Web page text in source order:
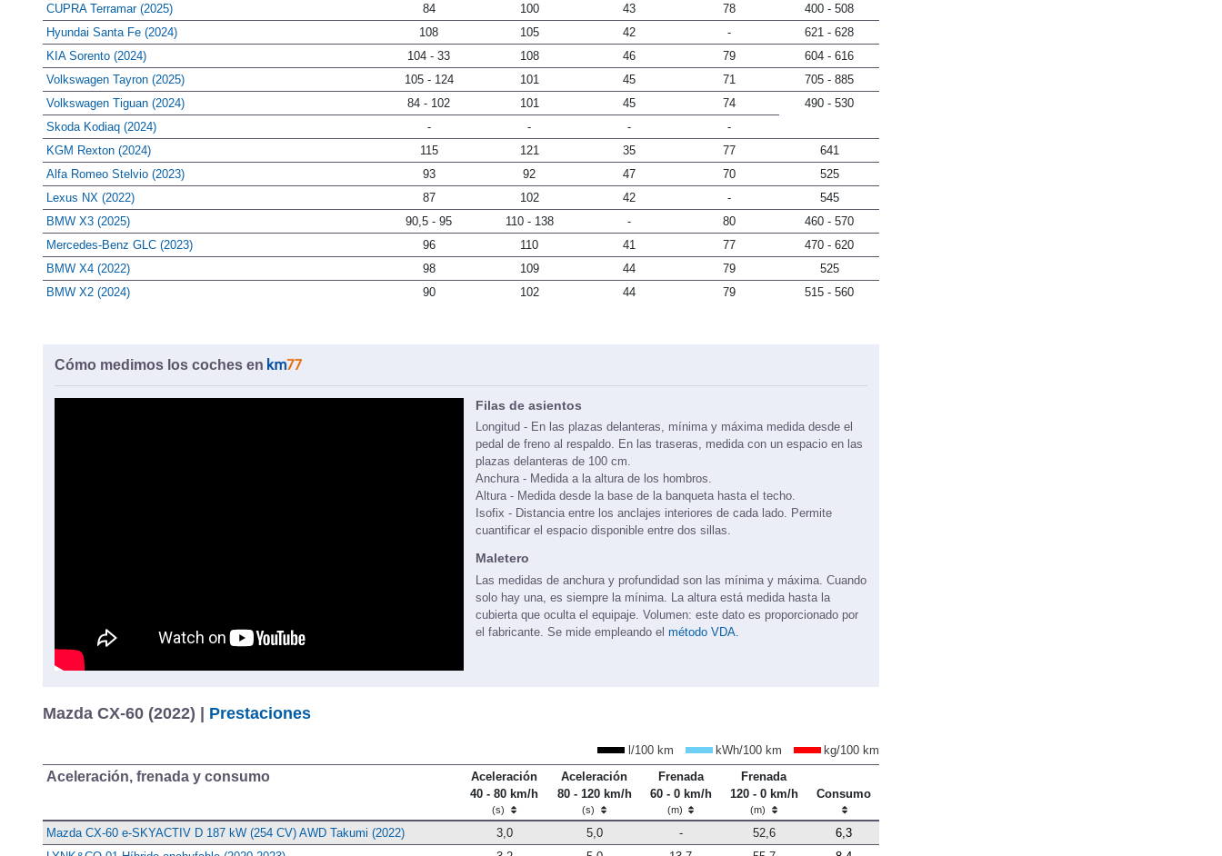
CUPRA Terramar (2025)
84 100 43 78
400 - 508
Hyundai Santa Fe (2024)
108 105 42 -
621 - 628
KIA Sorento (2024)
104 - 33 108 46 79
604 - 616
Volkswagen Tayron (2025)
105 - 124 101 45 71
705 - 885
Volkswagen Tiguan (2024)
84 - 102 101 45 74
490 - 530
Skoda Kodiaq (2024)
- - -
-
KGM Rexton (2024)
115 121 35 77
641
Alfa Romeo Stelvio (2023)
93 92 47 70
525
Lexus NX (2022)
87 102 42 -
545
BMW X3 (2025)
90,5 - 95 110 - 138 - 80
460 - 570
Mercedes-Benz GLC (2023)
96 110 41 77
470 - 620
BMW X4 (2022)
98 109 44 79
525
BMW X2 (2024)
90 102 44 79 515 - 560
Cómo medimos los coches en
Filas de asientos
Longitud - En las plazas delanteras, mínima y máxima medida desde el
pedal de freno al respaldo. En las traseras, medida con un espacio en las
plazas delanteras de 100 cm.
Anchura - Medida a la altura de los hombros.
Altura - Medida desde la base de la banqueta hasta el techo.
Isofix - Distancia entre los anclajes interiores de cada lado. Permite
cuantificar el espacio disponible entre dos sillas.
Maletero
Las medidas de anchura y profundidad son las mínima y máxima. Cuando
solo hay una, es siempre la mínima. La altura está medida hasta la
cubierta que oculta el equipaje. Volumen: este dato es proporcionado por
el fabricante. Se mide empleando el método VDA.
Mazda CX-60 (2022) | Prestaciones
l/100 km kWh/100 km kg/100 km
Aceleración, frenada y consumo
Aceleración
40 - 80 km/h
(s)
Aceleración
80 - 120 km/h
(s)
Frenada
60 - 0 km/h
(m)
Frenada
120 - 0 km/h
(m)
Consumo
Mazda CX-60 e-SKYACTIV D 187 kW (254 CV) AWD Takumi (2022) 3,0 5,0 - 52,6
6,3